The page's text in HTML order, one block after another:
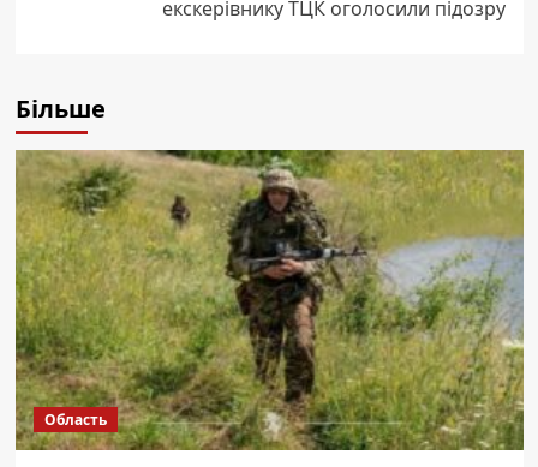
екскерівнику ТЦК оголосили підозру
Більше
Область